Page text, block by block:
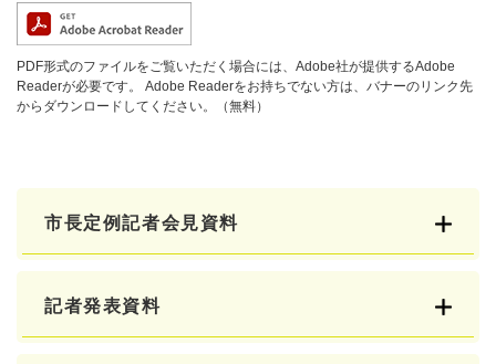
PDF形式のファイルをご覧いただく場合には、Adobe社が提供するAdobe
Readerが必要です。
Adobe Readerをお持ちでない方は、バナーのリンク先
からダウンロードしてください。（無料）
市長定例記者会見資料
記者発表資料